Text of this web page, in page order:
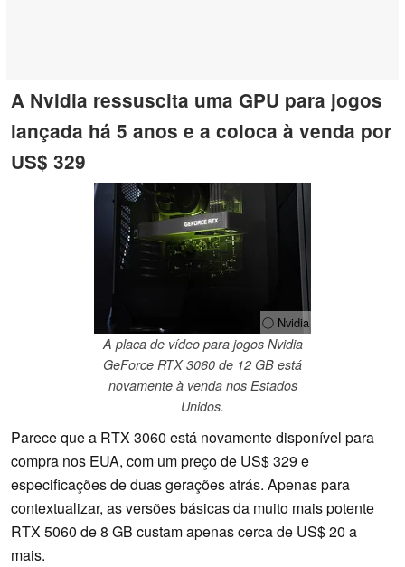
A Nvidia ressuscita uma GPU para jogos
lançada há 5 anos e a coloca à venda por
US$ 329
ⓘ Nvidia
A placa de vídeo para jogos Nvidia
GeForce RTX 3060 de 12 GB está
novamente à venda nos Estados
Unidos.
Parece que a RTX 3060 está novamente disponível para
compra nos EUA, com um preço de US$ 329 e
especificações de duas gerações atrás. Apenas para
contextualizar, as versões básicas da muito mais potente
RTX 5060 de 8 GB custam apenas cerca de US$ 20 a
mais.